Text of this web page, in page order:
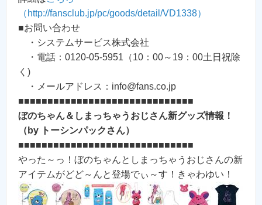
（http://fansclub.jp/pc/goods/detail/VD1338）
■お問い合わせ
・システムサービス株式会社
・電話：0120-05-5951（10：00～19：00土日祝除
く)
・メールアドレス：info@fans.co.jp
■■■■■■■■■■■■■■■■■■■■■■■■■■■■■■
ぼのちゃん＆しまっちゃうおじさん新グッズ情報！
（by トーシンパックさん）
■■■■■■■■■■■■■■■■■■■■■■■■■■■■■■
やった～っ！ぼのちゃんとしまっちゃうおじさんの新
アイテムがどど～んと登場でぃ～す！きゃわゆい！